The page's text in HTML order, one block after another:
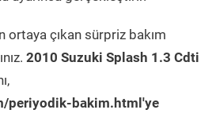
ortaya çıkan sürpriz bakım
2010 Suzuki Splash 1.3 Cdti
periyodik-bakim.html'ye